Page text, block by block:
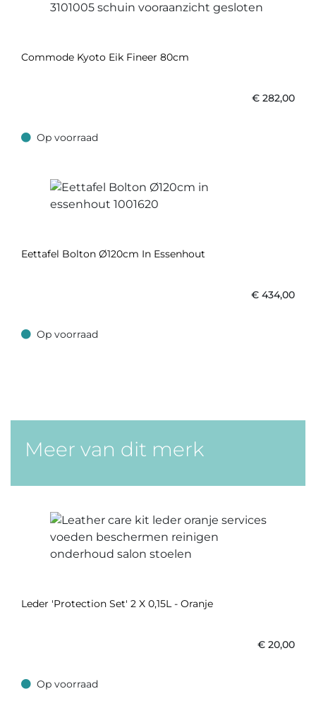
Commode Kyoto Eik Fineer 80cm
€ 282,00
Op voorraad
Op voorraad
Eettafel Bolton Ø120cm In Essenhout
€ 434,00
Op voorraad
Op voorraad
Meer van dit merk
Leder 'Protection Set' 2 X 0,15L - Oranje
€ 20,00
Op voorraad
Op voorraad